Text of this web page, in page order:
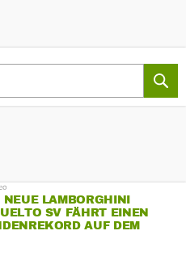
NEUE LAMBORGHINI
SV FÄHRT EINEN
AUF DEM